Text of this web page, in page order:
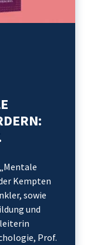
Kempten
sowie
und
Prof.